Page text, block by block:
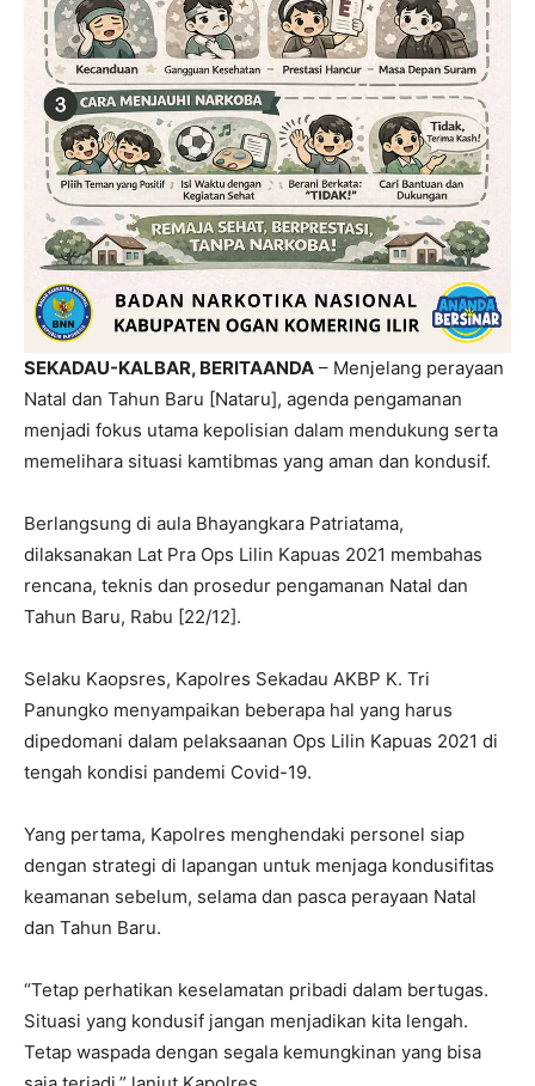
SEKADAU-KALBAR, BERITAANDA – Menjelang perayaan
Natal dan Tahun Baru [Nataru], agenda pengamanan
menjadi fokus utama kepolisian dalam mendukung serta
memelihara situasi kamtibmas yang aman dan kondusif.
Berlangsung di aula Bhayangkara Patriatama,
dilaksanakan Lat Pra Ops Lilin Kapuas 2021 membahas
rencana, teknis dan prosedur pengamanan Natal dan
Tahun Baru, Rabu [22/12].
Selaku Kaopsres, Kapolres Sekadau AKBP K. Tri
Panungko menyampaikan beberapa hal yang harus
dipedomani dalam pelaksaanan Ops Lilin Kapuas 2021 di
tengah kondisi pandemi Covid-19.
Yang pertama, Kapolres menghendaki personel siap
dengan strategi di lapangan untuk menjaga kondusifitas
keamanan sebelum, selama dan pasca perayaan Natal
dan Tahun Baru.
“Tetap perhatikan keselamatan pribadi dalam bertugas.
Situasi yang kondusif jangan menjadikan kita lengah.
Tetap waspada dengan segala kemungkinan yang bisa